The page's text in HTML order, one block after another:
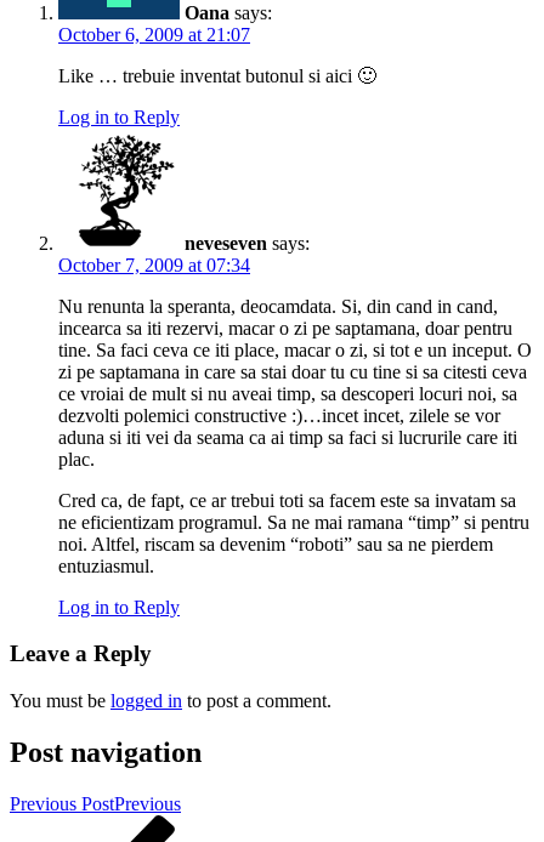
Oana says:
October 6, 2009 at 21:07
Like … trebuie inventat butonul si aici 🙂
Log in to Reply
neveseven says:
October 7, 2009 at 07:34
Nu renunta la speranta, deocamdata. Si, din cand in cand,
incearca sa iti rezervi, macar o zi pe saptamana, doar pentru
tine. Sa faci ceva ce iti place, macar o zi, si tot e un inceput. O
zi pe saptamana in care sa stai doar tu cu tine si sa citesti ceva
ce vroiai de mult si nu aveai timp, sa descoperi locuri noi, sa
dezvolti polemici constructive :)…incet incet, zilele se vor
aduna si iti vei da seama ca ai timp sa faci si lucrurile care iti
plac.
Cred ca, de fapt, ce ar trebui toti sa facem este sa invatam sa
ne eficientizam programul. Sa ne mai ramana “timp” si pentru
noi. Altfel, riscam sa devenim “roboti” sau sa ne pierdem
entuziasmul.
Log in to Reply
Leave a Reply
You must be logged in to post a comment.
Post navigation
Previous PostPrevious